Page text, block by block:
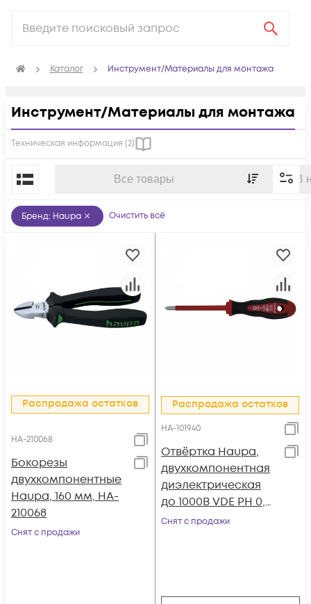
Каталог Инструмент/Материалы для монтажа
Инструмент/Материалы для монтажа
Техническая информация (2)
Все товары В
По популярности
Бренд: Haupa Очистить всё
Распродажа остатков
HA-210068
Бокорезы
двухкомпонентные
Haupa, 160 мм, HA-
210068
Снят с продажи
Распродажа остатков
HA-101940
Отвёртка Haupa,
двухкомпонентная
диэлектрическая
до 1000В VDE PH 0,
HA-101940
Снят с продажи